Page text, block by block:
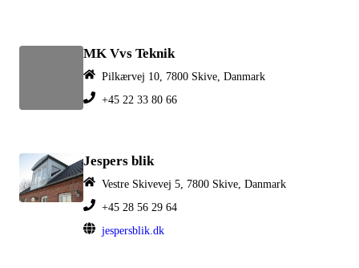
MK Vvs Teknik
Pilkærvej 10, 7800 Skive, Danmark
+45 22 33 80 66
Jespers blik
Vestre Skivevej 5, 7800 Skive, Danmark
+45 28 56 29 64
jespersblik.dk